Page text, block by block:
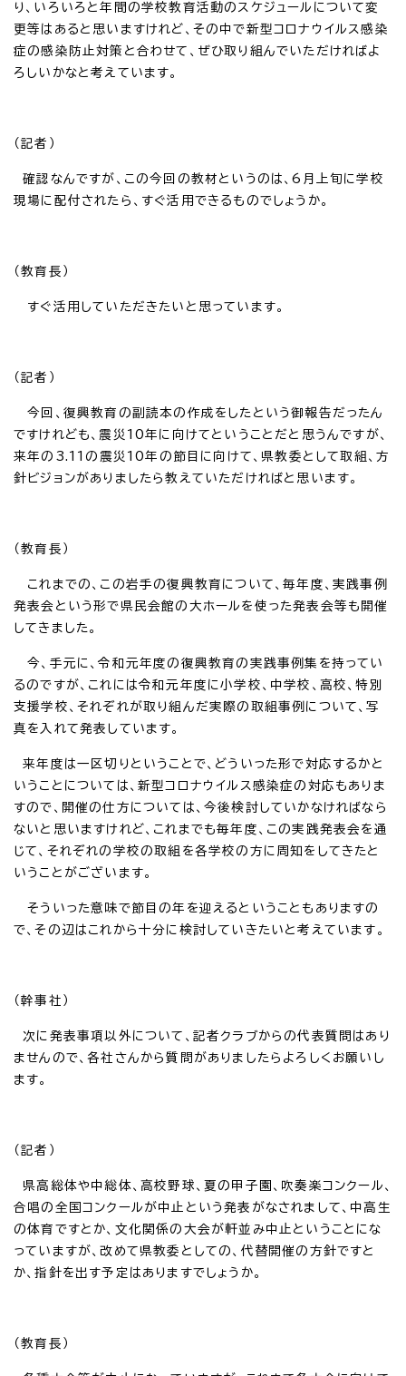
り、いろいろと年間の学校教育活動のスケジュールについて変
更等はあると思いますけれど、その中で新型コロナウイルス感染
症の感染防止対策と合わせて、ぜひ取り組んでいただければよ
ろしいかなと考えています。
（記者）
確認なんですが、この今回の教材というのは、6月上旬に学校
現場に配付されたら、すぐ活用できるものでしょうか。
（教育長）
すぐ活用していただきたいと思っています。
（記者）
今回、復興教育の副読本の作成をしたという御報告だったん
ですけれども、震災10年に向けてということだと思うんですが、
来年の3.11の震災10年の節目に向けて、県教委として取組、方
針ビジョンがありましたら教えていただければと思います。
（教育長）
これまでの、この岩手の復興教育について、毎年度、実践事例
発表会という形で県民会館の大ホールを使った発表会等も開催
してきました。
今、手元に、令和元年度の復興教育の実践事例集を持ってい
るのですが、これには令和元年度に小学校、中学校、高校、特別
支援学校、それぞれが取り組んだ実際の取組事例について、写
真を入れて発表しています。
来年度は一区切りということで、どういった形で対応するかと
いうことについては、新型コロナウイルス感染症の対応もありま
すので、開催の仕方については、今後検討していかなければなら
ないと思いますけれど、これまでも毎年度、この実践発表会を通
じて、それぞれの学校の取組を各学校の方に周知をしてきたと
いうことがございます。
そういった意味で節目の年を迎えるということもありますの
で、その辺はこれから十分に検討していきたいと考えています。
（幹事社）
次に発表事項以外について、記者クラブからの代表質問はあり
ませんので、各社さんから質問がありましたらよろしくお願いし
ます。
（記者）
県高総体や中総体、高校野球、夏の甲子園、吹奏楽コンクール、
合唱の全国コンクールが中止という発表がなされまして、中高生
の体育ですとか、文化関係の大会が軒並み中止ということにな
っていますが、改めて県教委としての、代替開催の方針ですと
か、指針を出す予定はありますでしょうか。
（教育長）